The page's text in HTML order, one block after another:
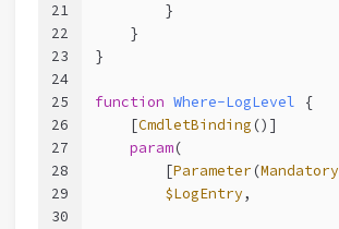
21
22
23
24
25
26
27
28
29
30
        }
    }
}
function Where-LogLevel {
[CmdletBinding ()]
param(
        [
Parameter (Mandatory
$LogEntry,